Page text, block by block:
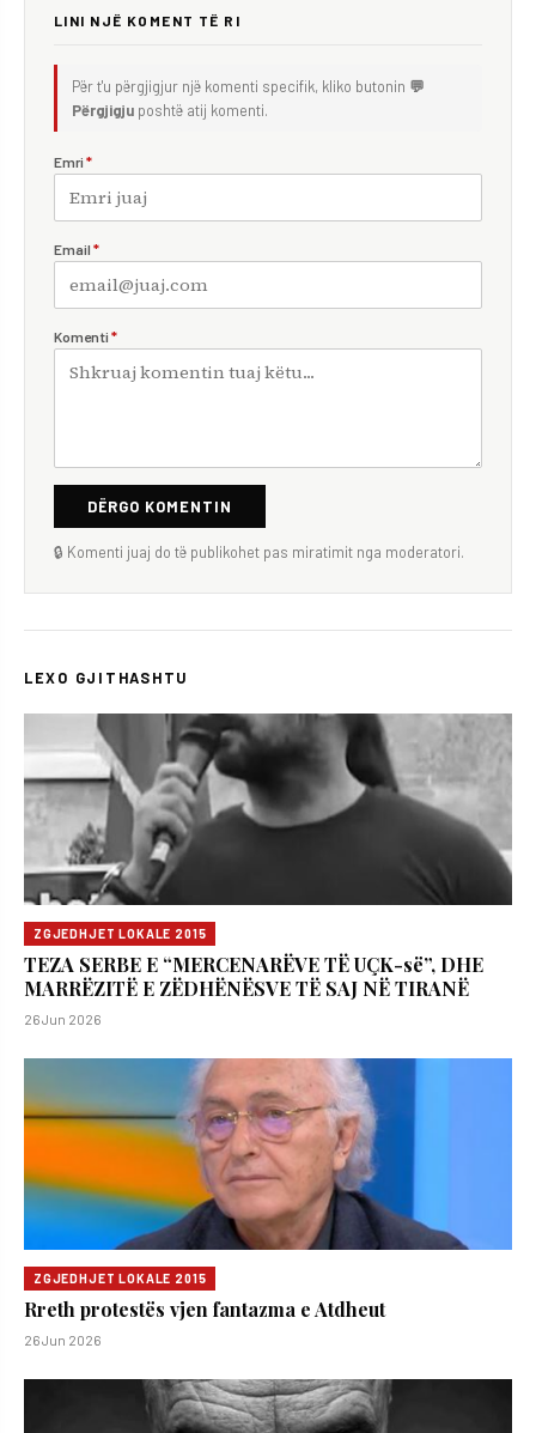
LINI NJË KOMENT TË RI
Për t'u përgjigjur një komenti specifik, kliko butonin 💬
Përgjigju poshtë atij komenti.
Emri *
Email *
Komenti *
DËRGO KOMENTIN
🔒 Komenti juaj do të publikohet pas miratimit nga moderatori.
LEXO GJITHASHTU
ZGJEDHJET LOKALE 2015
TEZA SERBE E “MERCENARËVE TË UÇK-së”, DHE
MARRËZITË E ZËDHËNËSVE TË SAJ NË TIRANË
26 Jun 2026
ZGJEDHJET LOKALE 2015
Rreth protestës vjen fantazma e Atdheut
26 Jun 2026